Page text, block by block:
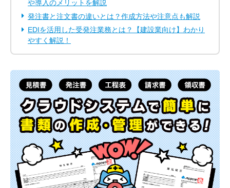
や導入のメリットを解説
発注書と注文書の違いとは？作成方法や注意点も解説
EDIを活用した受発注業務とは？【建設業向け】わかり
やすく解説！